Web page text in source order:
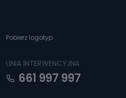
Pobierz logotyp
LINIA INTERWENCYJNA
661 997 997